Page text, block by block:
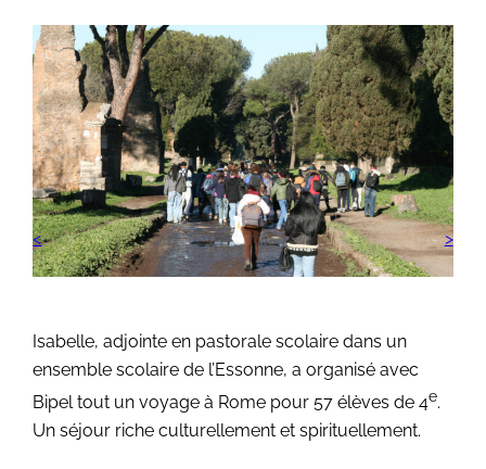
Isabelle, adjointe en pastorale scolaire dans un
ensemble scolaire de l’Essonne, a organisé avec
Bipel tout un voyage à Rome pour 57 élèves de 4e.
Un séjour riche culturellement et spirituellement.